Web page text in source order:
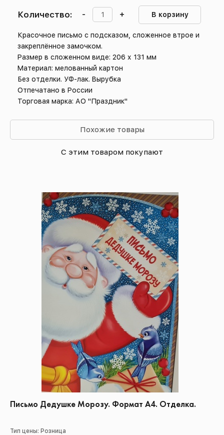
Количество: - + В корзину
Красочное письмо с подсказом, сложенное втрое и
закреплённое замочком.
Размер в сложенном виде: 206 х 131 мм
Материал: мелованный картон
Без отделки. УФ-лак. Вырубка
Отпечатано в России
Торговая марка: АО "Праздник"
Похожие товары
С этим товаром покупают
Письмо Дедушке Морозу. Формат А4. Отделка.
Тип цены: Розница